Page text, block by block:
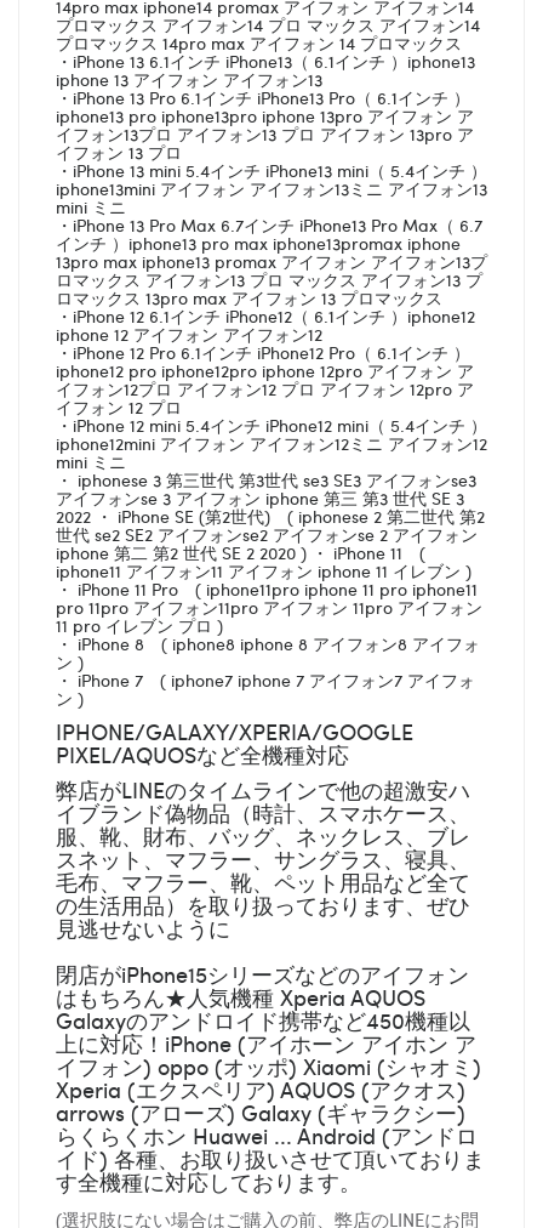
14pro max iphone14 promax アイフォン アイフォン14
プロマックス アイフォン14 プロ マックス アイフォン14
プロマックス 14pro max アイフォン 14 プロマックス
・iPhone 13 6.1インチ iPhone13（ 6.1インチ ）iphone13
iphone 13 アイフォン アイフォン13
・iPhone 13 Pro 6.1インチ iPhone13 Pro（ 6.1インチ ）
iphone13 pro iphone13pro iphone 13pro アイフォン ア
イフォン13プロ アイフォン13 プロ アイフォン 13pro ア
イフォン 13 プロ
・iPhone 13 mini 5.4インチ iPhone13 mini（ 5.4インチ ）
iphone13mini アイフォン アイフォン13ミニ アイフォン13
mini ミニ
・iPhone 13 Pro Max 6.7インチ iPhone13 Pro Max（ 6.7
インチ ）iphone13 pro max iphone13promax iphone
13pro max iphone13 promax アイフォン アイフォン13プ
ロマックス アイフォン13 プロ マックス アイフォン13 プ
ロマックス 13pro max アイフォン 13 プロマックス
・iPhone 12 6.1インチ iPhone12（ 6.1インチ ）iphone12
iphone 12 アイフォン アイフォン12
・iPhone 12 Pro 6.1インチ iPhone12 Pro（ 6.1インチ ）
iphone12 pro iphone12pro iphone 12pro アイフォン ア
イフォン12プロ アイフォン12 プロ アイフォン 12pro ア
イフォン 12 プロ
・iPhone 12 mini 5.4インチ iPhone12 mini（ 5.4インチ ）
iphone12mini アイフォン アイフォン12ミニ アイフォン12
mini ミニ
・ iphonese 3 第三世代 第3世代 se3 SE3 アイフォンse3
アイフォンse 3 アイフォン iphone 第三 第3 世代 SE 3
2022 ・ iPhone SE (第2世代) ( iphonese 2 第二世代 第2
世代 se2 SE2 アイフォンse2 アイフォンse 2 アイフォン
iphone 第二 第2 世代 SE 2 2020 ) ・ iPhone 11 (
iphone11 アイフォン11 アイフォン iphone 11 イレブン )
・ iPhone 11 Pro ( iphone11pro iphone 11 pro iphone11
pro 11pro アイフォン11pro アイフォン 11pro アイフォン
11 pro イレブン プロ )
・ iPhone 8 ( iphone8 iphone 8 アイフォン8 アイフォ
ン )
・ iPhone 7 ( iphone7 iphone 7 アイフォン7 アイフォ
ン )
IPHONE/GALAXY/XPERIA/GOOGLE
PIXEL/AQUOSなど全機種対応
弊店がLINEのタイムラインで他の超激安ハ
イブランド偽物品（時計、スマホケース、
服、靴、財布、バッグ、ネックレス、ブレ
スネット、マフラー、サングラス、寝具、
毛布、マフラー、靴、ペット用品など全て
の生活用品）を取り扱っております、ぜひ
見逃せないように
閉店がiPhone15シリーズなどのアイフォン
はもちろん★人気機種 Xperia AQUOS
Galaxyのアンドロイド携帯など450機種以
上に対応！iPhone (アイホーン アイホン ア
イフォン) oppo (オッポ) Xiaomi (シャオミ)
Xperia (エクスペリア) AQUOS (アクオス)
arrows (アローズ) Galaxy (ギャラクシー)
らくらくホン Huawei ... Android (アンドロ
イド) 各種、お取り扱いさせて頂いておりま
す全機種に対応しております。
(選択肢にない場合はご購入の前、弊店のLINEにお問